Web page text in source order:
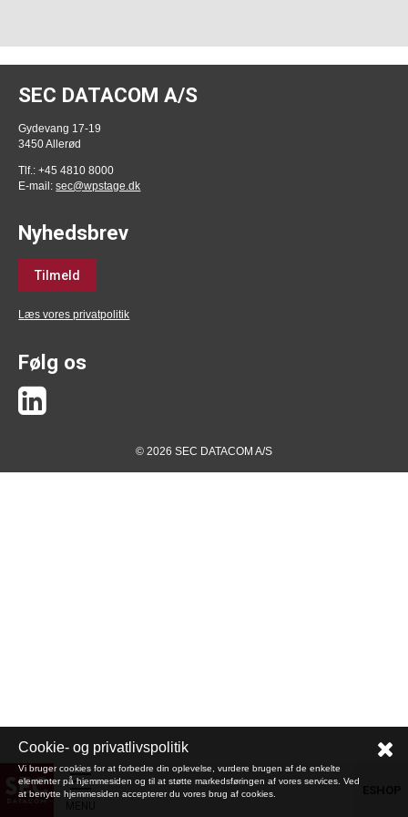
SEC DATACOM A/S
Gydevang 17-19
3450 Allerød
Tlf.: +45 4810 8000
E-mail:sec@wpstage.dk
Nyhedsbrev
Tilmeld
Læs vores privatpolitik
Følg os
© 2026 SEC DATACOM A/S
Cookie- og privatlivspolitik
Vi bruger cookies for at forbedre din oplevelse, vurdere brugen af de enkelte
elementer på hjemmesiden og til at støtte markedsføringen af vores services. Ved
at benytte hjemmesiden accepterer du vores brug af cookies.